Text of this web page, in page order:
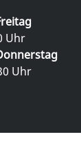
Uhr
Uhr